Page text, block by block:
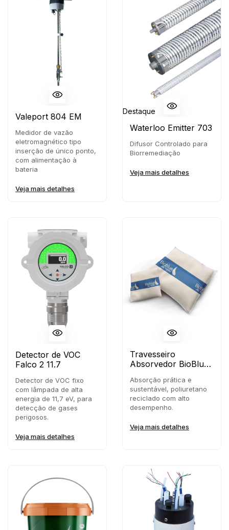
Valeport 804 EM
Medidor de vazão
eletromagnético tipo
inserção de único ponto,
com alimentação à
bateria
Veja mais detalhes
Destaque
Waterloo Emitter 703
Difusor Controlado para
Biorremediação
Veja mais detalhes
Detector de VOC
Falco 2 11.7
Detector de VOC fixo
com lâmpada de alta
energia de 11,7 eV, para
detecção de gases
perigosos.
Veja mais detalhes
Travesseiro
Absorvedor BioBlue
Absorção prática e
sustentável, poliuretano
reciclado com alto
desempenho.
Veja mais detalhes